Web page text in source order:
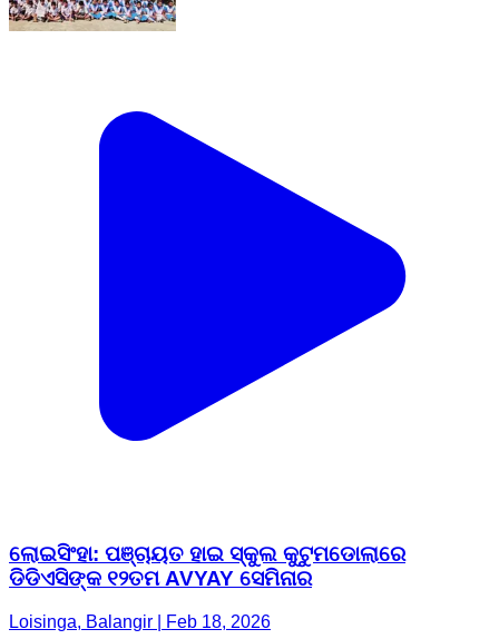
ଲୋଇସିଂହା: ପଞ୍ଚାୟତ ହାଇ ସ୍କୁଲ କୁଟୁମଡୋଲାରେ
ଡିଡିଏସିଙ୍କ ୧୨ତମ AVYAY ସେମିନାର
Loisinga, Balangir | Feb 18, 2026